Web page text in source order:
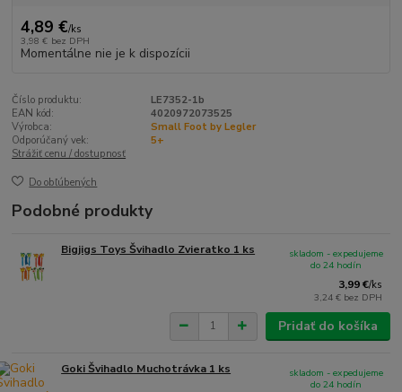
4,89 €/ks
3,98 € bez DPH
Momentálne nie je k dispozícii
Číslo produktu:
LE7352-1b
EAN kód:
4020972073525
Výrobca:
Small Foot by Legler
Odporúčaný vek:
5+
Strážiť cenu / dostupnosť
Do obľúbených
Podobné produkty
Bigjigs Toys Švihadlo Zvieratko 1 ks
3,99 €/ks
3,24 € bez DPH
skladom - expedujeme
do 24 hodín
Pridať do košíka
Goki Švihadlo Muchotrávka 1 ks
skladom - expedujeme
do 24 hodín